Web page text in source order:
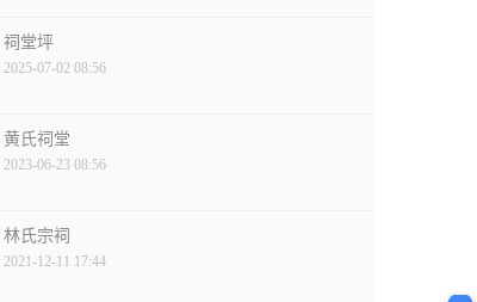
祠堂坪
2025-07-02 08:56
黄氏祠堂
2023-06-23 08:56
林氏宗祠
2021-12-11 17:44